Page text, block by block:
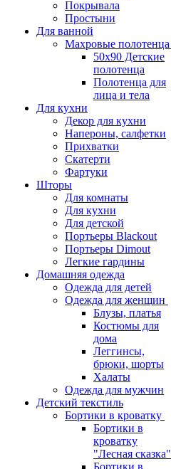
Покрывала
Простыни
Для ванной
Махровые полотенца
50х90 Детские
полотенца
Полотенца для
лица и тела
Для кухни
Декор для кухни
Напероны, салфетки
Прихватки
Скатерти
Фартуки
Шторы
Для комнаты
Для кухни
Для детской
Портьеры Blackout
Портьеры Dimout
Легкие гардины
Домашняя одежда
Одежда для детей
Одежда для женщин
Блузы, платья
Костюмы для
дома
Леггинсы,
брюки, шорты
Халаты
Одежда для мужчин
Детский текстиль
Бортики в кроватку
Бортики в
кроватку
"Лесная сказка"
Бортики в